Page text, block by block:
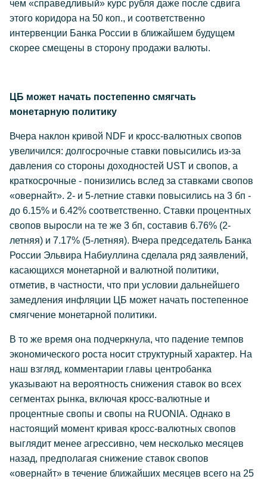
чем «справедливый» курс рубля даже после сдвига
этого коридора на 50 коп., и соответственно
интервенции Банка России в ближайшем будущем
скорее смещены в сторону продажи валюты.
ЦБ может начать постепенно смягчать
монетарную политику
Вчера наклон кривой NDF и кросс-валютных свопов
увеличился: долгосрочные ставки повысились из-за
давления со стороны доходностей UST и свопов, а
краткосрочные - понизились вслед за ставками свопов
«овернайт». 2- и 5-летние ставки повысились на 3 бп -
до 6.15% и 6.42% соответственно. Ставки процентных
свопов выросли на те же 3 бп, составив 6.76% (2-
летняя) и 7.17% (5-летняя). Вчера председатель Банка
России Эльвира Набиуллина сделала ряд заявлений,
касающихся монетарной и валютной политики,
отметив, в частности, что при условии дальнейшего
замедления инфляции ЦБ может начать постепенное
смягчение монетарной политики.
В то же время она подчеркнула, что падение темпов
экономического роста носит структурный характер. На
наш взгляд, комментарии главы центробанка
указывают на вероятность снижения ставок во всех
сегментах рынка, включая кросс-валютные и
процентные свопы и свопы на RUONIA. Однако в
настоящий момент кривая кросс-валютных свопов
выглядит менее агрессивно, чем несколько месяцев
назад, предполагая снижение ставок свопов
«овернайт» в течение ближайших месяцев всего на 25